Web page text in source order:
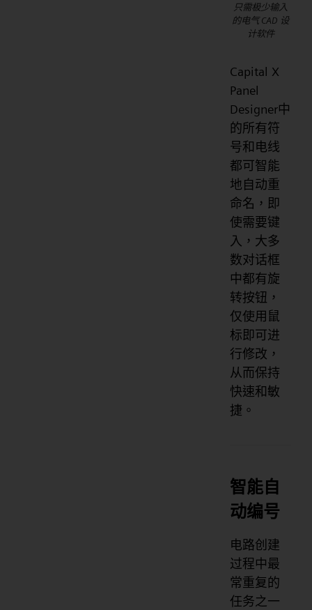
只需极少输入
的电气 CAD 设
计软件
Capital X
Panel
Designer中
的所有符
号和电线
都可智能
地自动重
命名，即
使需要键
入，大多
数对话框
中都有旋
转按钮，
仅使用鼠
标即可进
行修改，
从而保持
快速和敏
捷。
智能自
动编号
电路创建
过程中最
常重复的
任务之一